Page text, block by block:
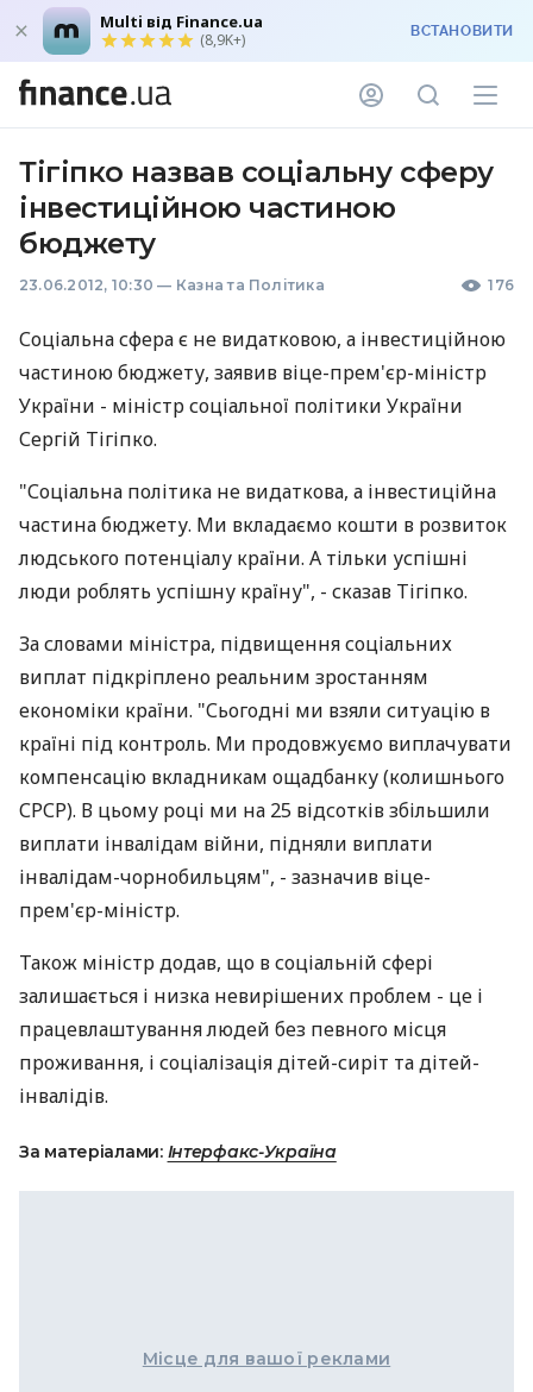
Multi від Finance.ua
(8,9K+) ВСТАНОВИТИ
Тігіпко назвав соціальну сферу
інвестиційною частиною
бюджету
23.06.2012, 10:30 — Казна та Політика 176
Соціальна сфера є не видатковою, а інвестиційною
частиною бюджету, заявив віце-прем'єр-міністр
України - міністр соціальної політики України
Сергій Тігіпко.
"Соціальна політика не видаткова, а інвестиційна
частина бюджету. Ми вкладаємо кошти в розвиток
людського потенціалу країни. А тільки успішні
люди роблять успішну країну", - сказав Тігіпко.
За словами міністра, підвищення соціальних
виплат підкріплено реальним зростанням
економіки країни. "Сьогодні ми взяли ситуацію в
країні під контроль. Ми продовжуємо виплачувати
компенсацію вкладникам ощадбанку (колишнього
СРСР). В цьому році ми на 25 відсотків збільшили
виплати інвалідам війни, підняли виплати
інвалідам-чорнобильцям", - зазначив віце-
прем'єр-міністр.
Також міністр додав, що в соціальній сфері
залишається і низка невирішених проблем - це і
працевлаштування людей без певного місця
проживання, і соціалізація дітей-сиріт та дітей-
інвалідів.
За матеріалами: Інтерфакс-Україна
Місце для вашої реклами